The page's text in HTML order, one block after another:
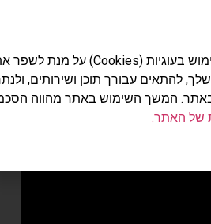
האתר עושה שימוש בעוגיות (Cookies) על מנת לשפר את
עבורך תוכן ושירותים, ולנתח
השימוש באתר מהווה הסכמה